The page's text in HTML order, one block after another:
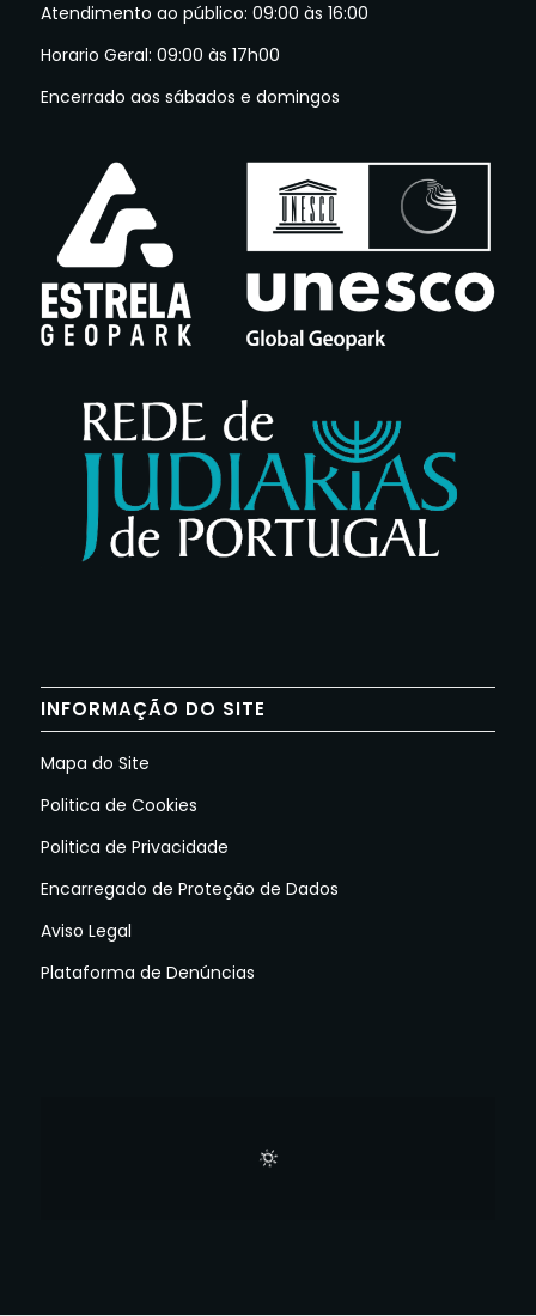
Atendimento ao público: 09:00 às 16:00
Horario Geral: 09:00 às 17h00
Encerrado aos sábados e domingos
INFORMAÇÃO DO SITE
Mapa do Site
Politica de Cookies
Politica de Privacidade
Encarregado de Proteção de Dados
Aviso Legal
Plataforma de Denúncias